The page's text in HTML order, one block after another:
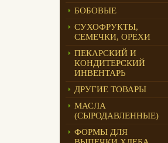
Едлин Хлеб
БОБОВЫЕ
СУХОФРУКТЫ,
СЕМЕЧКИ, ОРЕХИ
ПЕКАРСКИЙ И
КОНДИТЕРСКИЙ
ИНВЕНТАРЬ
ДРУГИЕ ТОВАРЫ
МАСЛА
(СЫРОДАВЛЕННЫЕ)
ФОРМЫ ДЛЯ